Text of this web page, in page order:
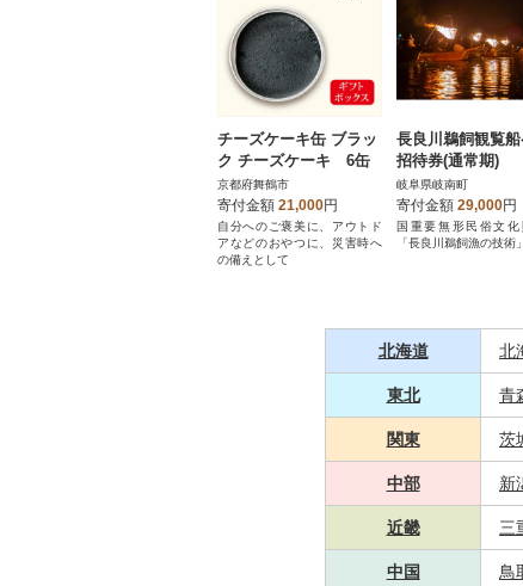
チーズケーキ缶 ブラッ
ク チーズケーキ 6缶
京都府舞鶴市
寄付金額 21,000円
自分へのご褒美に、アウトド
アなどのおやつに、災害時へ
の備えとして
長良川鵜飼観覧
招待券(通常期)
岐阜県岐南町
寄付金額 29,000円
国重要無形民俗文化
「長良川鵜飼漁の技術」
北海道 北
東北 青
関東 茨
中部 新
近畿 三
中国 鳥